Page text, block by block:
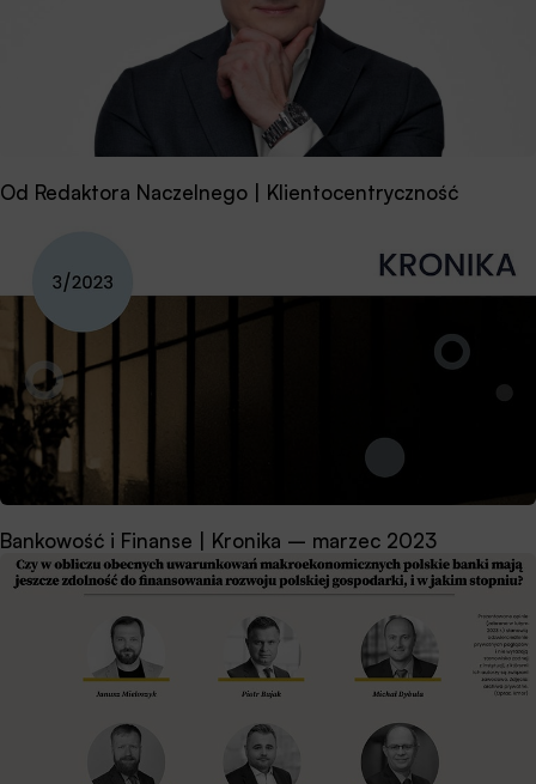
Od Redaktora Naczelnego | Klientocentryczność
Bankowość i Finanse | Kronika – marzec 2023